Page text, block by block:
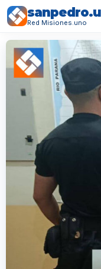
Red Misiones.uno